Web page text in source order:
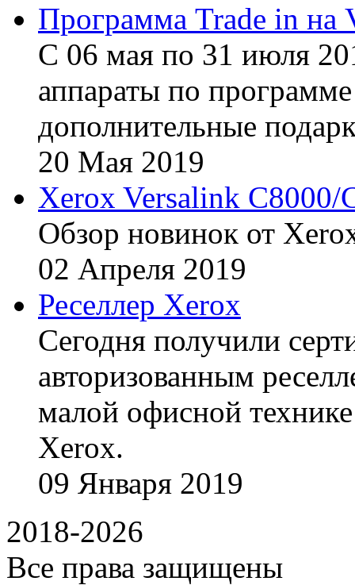
Программа Trade in на
С 06 мая по 31 июля
аппараты по
дополнительные
20 Мая 2019
Xerox Versalink C8000/
Обзор новинок от
02 Апреля 2019
Реселлер Xerox
Сегодня получили
авторизованным
малой офисной
Xerox.
09 Января 2019
2018-2026
Все права защищены